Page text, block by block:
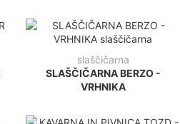
slaščičarna
SLAŠČIČARNA BERZO -
VRHNIKA